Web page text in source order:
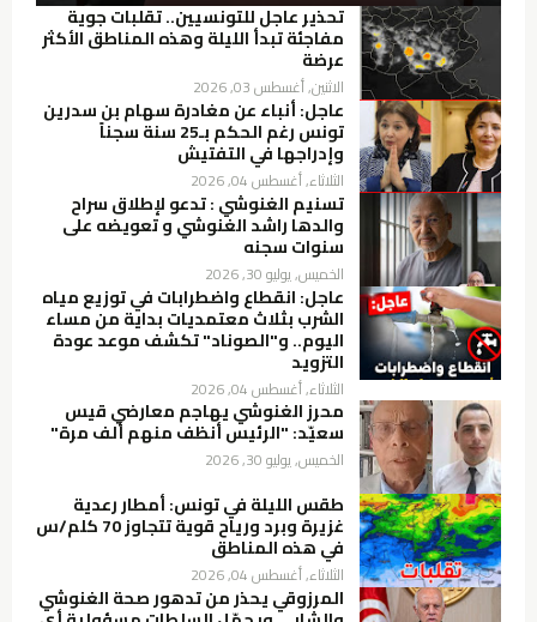
تحذير عاجل للتونسيين.. تقلبات جوية
مفاجئة تبدأ الليلة وهذه المناطق الأكثر
عرضة
الاثنين, أغسطس 03, 2026
عاجل: أنباء عن مغادرة سهام بن سدرين
تونس رغم الحكم بـ25 سنة سجناً
وإدراجها في التفتيش
الثلاثاء, أغسطس 04, 2026
تسنيم الغنوشي : تدعو لإطلاق سراح
والدها راشد الغنوشي و تعويضه على
سنوات سجنه
الخميس, يوليو 30, 2026
عاجل: انقطاع واضطرابات في توزيع مياه
الشرب بثلاث معتمديات بداية من مساء
اليوم.. و"الصوناد" تكشف موعد عودة
التزويد
الثلاثاء, أغسطس 04, 2026
محرز الغنوشي يهاجم معارضي قيس
سعيّد: "الرئيس أنظف منهم ألف مرة"
الخميس, يوليو 30, 2026
طقس الليلة في تونس: أمطار رعدية
غزيرة وبرد ورياح قوية تتجاوز 70 كلم/س
في هذه المناطق
الثلاثاء, أغسطس 04, 2026
المرزوقي يحذر من تدهور صحة الغنوشي